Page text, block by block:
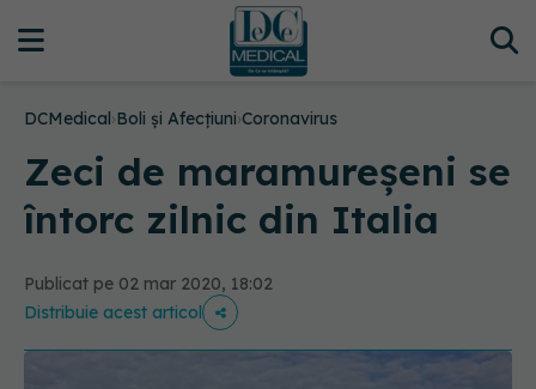
DCMedical›Boli și Afecțiuni›Coronavirus
Zeci de maramureșeni se
întorc zilnic din Italia
Publicat pe 02 mar 2020, 18:02
Distribuie acest articol